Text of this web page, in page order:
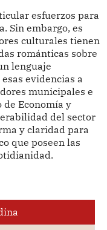
esfuerzos para
Sin embargo, es
culturales tienen
románticas sobre
lenguaje
evidencias a
municipales e
Economía y
del sector
y claridad para
que poseen las